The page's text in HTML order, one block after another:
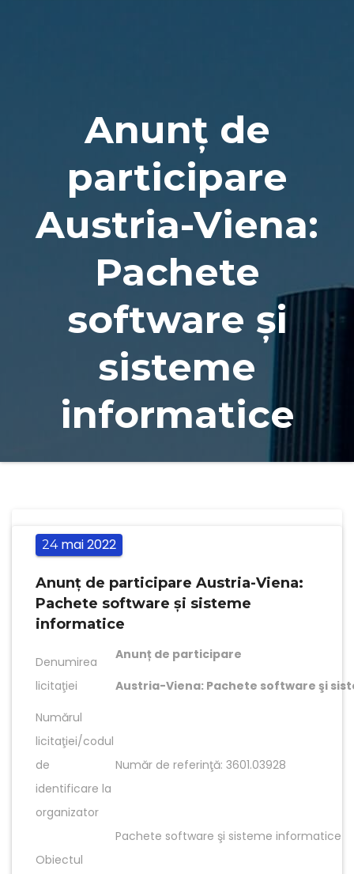
Anunț de
participare
Austria-Viena:
Pachete
software şi
sisteme
informatice
24 mai2022
Anunț de participare Austria-Viena:
Pachete software şi sisteme
informatice
Denumirea
licitaţiei
Anunț de participare
Austria-Viena: Pachete software şi
Numărul
licitaţiei/codul
de
identificare la
organizator
Număr de referinţă: 3601.03928
Obiectul
Pachete software şi sisteme informatice